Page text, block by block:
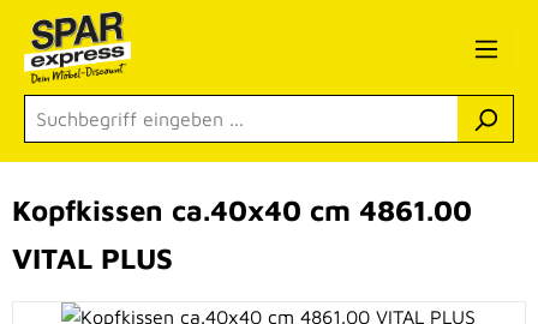
Zum Hauptinhalt springen
Bildergalerie überspringen
Kopfkissen ca.40x40 cm 4861.00
VITAL PLUS